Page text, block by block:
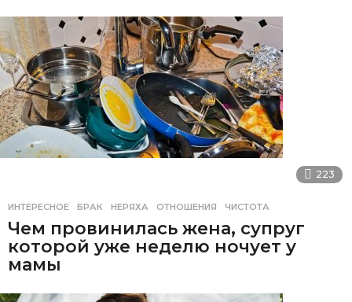
223
ИНТЕРЕСНОЕ БРАК ,НЕРЯХА ,ОТНОШЕНИЯ ,ЧИСТОТА
Чем провинилась жена, супруг
которой уже неделю ночует у
мамы